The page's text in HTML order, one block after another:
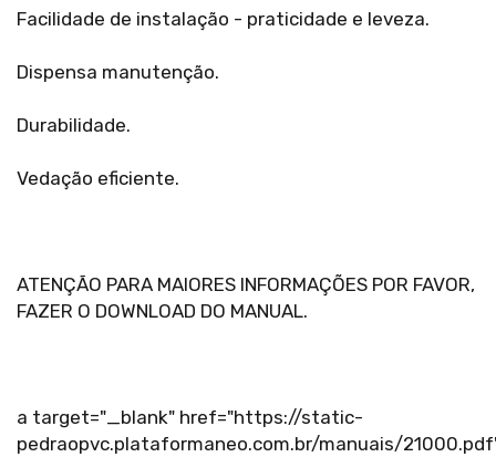
Facilidade de instalação - praticidade e leveza.
Dispensa manutenção.
Durabilidade.
Vedação eficiente.
ATENÇÃO PARA MAIORES INFORMAÇÕES POR FAVOR,
FAZER O DOWNLOAD DO MANUAL.
a target="_blank" href="https://static-
pedraopvc.plataformaneo.com.br/manuais/